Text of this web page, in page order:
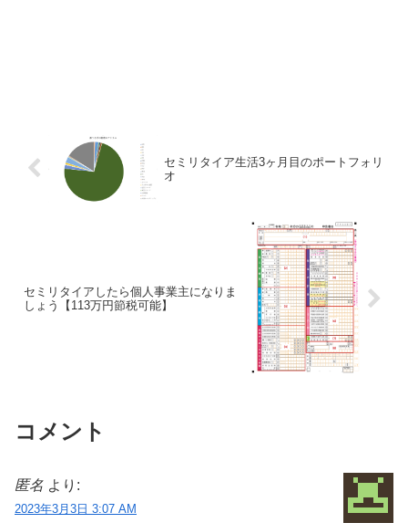
セミリタイア生活3ヶ月目のポートフォリ
オ
セミリタイアしたら個人事業主になりま
しょう【113万円節税可能】
コメント
匿名 より:
2023年3月3日 3:07 AM